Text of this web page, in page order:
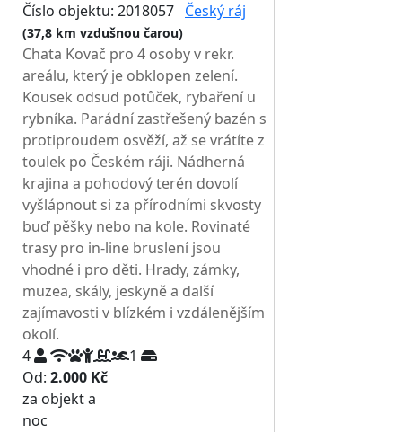
Číslo objektu: 2018057 Český ráj
(37,8 km vzdušnou čarou)
Chata Kovač pro 4 osoby v rekr.
areálu, který je obklopen zelení.
Kousek odsud potůček, rybaření u
rybníka. Parádní zastřešený bazén s
protiproudem osvěží, až se vrátíte z
toulek po Českém ráji. Nádherná
krajina a pohodový terén dovolí
vyšlápnout si za přírodními skvosty
buď pěšky nebo na kole. Rovinaté
trasy pro in-line bruslení jsou
vhodné i pro děti. Hrady, zámky,
muzea, skály, jeskyně a další
zajímavosti v blízkém i vzdálenějším
okolí.
4
1
Od: 2.000 Kč
za objekt a
noc